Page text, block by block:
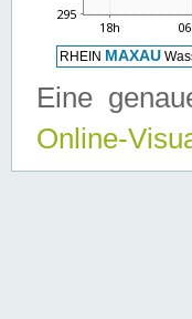
Eine
Online-